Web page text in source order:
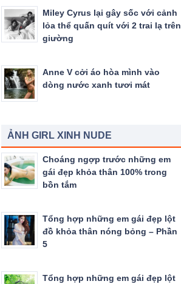
Miley Cyrus lại gây sốc với cảnh
lỏa thể quấn quít với 2 trai lạ trên
giường
Anne V cởi áo hòa mình vào
dòng nước xanh tươi mát
ẢNH GIRL XINH NUDE
Choáng ngợp trước những em
gái đẹp khỏa thân 100% trong
bồn tắm
Tổng hợp những em gái đẹp lột
đồ khỏa thân nóng bỏng – Phần
5
Tổng hợp những em gái đẹp lột